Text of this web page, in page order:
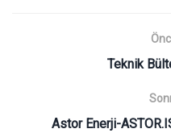
Teknik
Astor Enerji-